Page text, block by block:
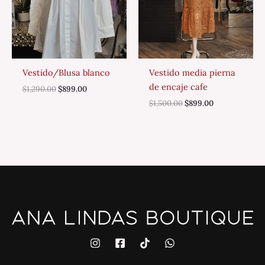
Vestido/Blusa blanco
$1,290.00 $899.00
Vestido media pierna
de encaje cafe
$1,500.00 $899.00